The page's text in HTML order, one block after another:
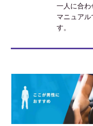
一人に合わ
マニュアル
す。